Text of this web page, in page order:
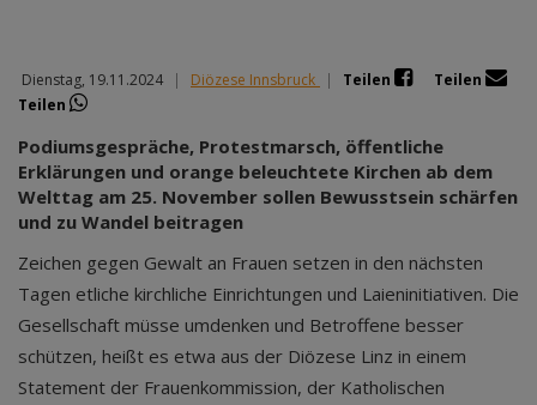
Dienstag, 19.11.2024 | Diözese Innsbruck | Teilen
Teilen
Teilen
Podiumsgespräche, Protestmarsch, öffentliche
Erklärungen und orange beleuchtete Kirchen ab dem
Welttag am 25. November sollen Bewusstsein schärfen
und zu Wandel beitragen
Zeichen gegen Gewalt an Frauen setzen in den nächsten
Tagen etliche kirchliche Einrichtungen und Laieninitiativen. Die
Gesellschaft müsse umdenken und Betroffene besser
schützen, heißt es etwa aus der Diözese Linz in einem
Statement der Frauenkommission, der Katholischen